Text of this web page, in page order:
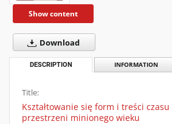
Show content
Download
DESCRIPTION INFORMATION
Title:
Kształtowanie się form i treści
przestrzeni minionego wieku